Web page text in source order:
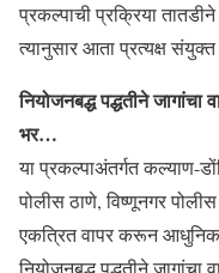
प्रकल्पाची प्रक्रिया
त्यानुसार आता प्रत्यक्ष
नियोजनबद्ध पद्धतीने
भर…
या प्रकल्पाअंतर्गत कल्याण-
पोलीस ठाणे, विष्णूनगर
एकत्रित वापर करून
नियोजनबद्ध पद्धतीने